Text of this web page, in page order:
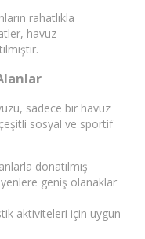
rahatlıkla
havuz
sadece bir havuz
sosyal ve sportif
donatılmış
geniş olanaklar
aktiviteleri için uygun